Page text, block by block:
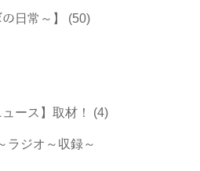
日常～】 (50)
ース】取材！ (4)
ラジオ～収録～